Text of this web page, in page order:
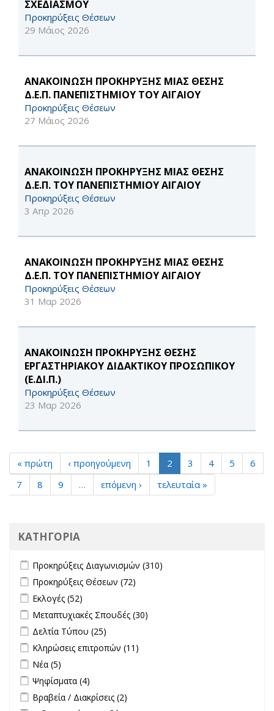
ΣΧΕΔΙΑΣΜΟΥ
Προκηρύξεις Θέσεων
29 Μάιος 2026
ΑΝΑΚΟΙΝΩΣΗ ΠΡΟΚΗΡΥΞΗΣ ΜΙΑΣ ΘΕΣΗΣ
Δ.Ε.Π. ΠΑΝΕΠΙΣΤΗΜΙΟΥ ΤΟΥ ΑΙΓΑΙΟΥ
Προκηρύξεις Θέσεων
27 Μάιος 2026
ΑΝΑΚΟΙΝΩΣΗ ΠΡΟΚΗΡΥΞΗΣ ΜΙΑΣ ΘΕΣΗΣ
Δ.Ε.Π. ΤΟΥ ΠΑΝΕΠΙΣΤΗΜΙΟΥ ΑΙΓΑΙΟΥ
Προκηρύξεις Θέσεων
3 Απρ 2026
ΑΝΑΚΟΙΝΩΣΗ ΠΡΟΚΗΡΥΞΗΣ ΜΙΑΣ ΘΕΣΗΣ
Δ.Ε.Π. ΤΟΥ ΠΑΝΕΠΙΣΤΗΜΙΟΥ ΑΙΓΑΙΟΥ
Προκηρύξεις Θέσεων
31 Μαρ 2026
ΑΝΑΚΟΙΝΩΣΗ ΠΡΟΚΗΡΥΞΗΣ ΘΕΣΗΣ
ΕΡΓΑΣΤΗΡΙΑΚΟΥ ΔΙΔΑΚΤΙΚΟΥ ΠΡΟΣΩΠΙΚΟΥ
(Ε.ΔΙ.Π.)
Προκηρύξεις Θέσεων
23 Μαρ 2026
« πρώτη ‹ προηγούμενη 1 2 3 4 5
6
7
8 9 … επόμενη › τελευταία »
ΚΑΤΗΓΟΡΙΑ
Apply Προκηρύξεις Διαγωνισμών filter
Προκηρύξεις Διαγωνισμών (310)
Apply Προκηρύξεις Θέσεων filter
Προκηρύξεις Θέσεων (72)
Apply Εκλογές filter
Εκλογές (52)
Apply Μεταπτυχιακές Σπουδές filter
Μεταπτυχιακές Σπουδές (30)
Apply Δελτία Τύπου filter
Δελτία Τύπου (25)
Apply Κληρώσεις επιτροπών filter
Κληρώσεις επιτροπών (11)
Apply Νέα filter
Νέα (5)
Apply Ψηφίσματα filter
Ψηφίσματα (4)
Apply Βραβεία / Διακρίσεις filter
Βραβεία / Διακρίσεις (2)